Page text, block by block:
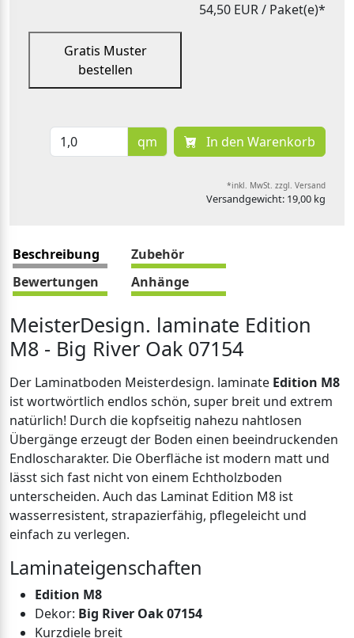
54,50 EUR/ Paket(e)*
Gratis Muster
bestellen
qm In den Warenkorb
*inkl. MwSt. zzgl. Versand
Versandgewicht: 19,00 kg
Beschreibung
Zubehör
Bewertungen
Anhänge
MeisterDesign. laminate Edition
M8 - Big River Oak 07154
Der Laminatboden Meisterdesign. laminate Edition M8
ist wortwörtlich endlos schön, super breit und extrem
natürlich! Durch die kopfseitig nahezu nahtlosen
Übergänge erzeugt der Boden einen beeindruckenden
Endloscharakter. Die Oberfläche ist modern matt und
lässt sich fast nicht von einem Echtholzboden
unterscheiden. Auch das Laminat Edition M8 ist
wasserresistent, strapazierfähig, pflegeleicht und
einfach zu verlegen.
Laminateigenschaften
Edition M8
Dekor: Big River Oak 07154
Kurzdiele breit